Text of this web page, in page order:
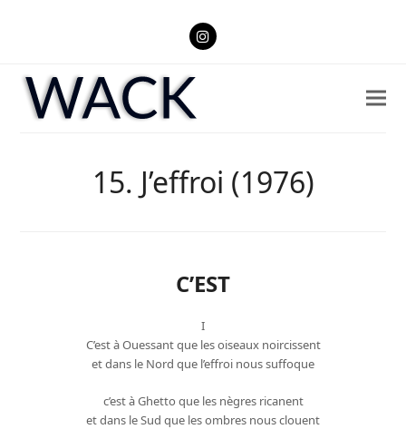
Instagram
15. J’effroi (1976)
C’EST
I
C’est à Ouessant que les oiseaux noircissent
et dans le Nord que l’effroi nous suffoque
c’est à Ghetto que les nègres ricanent
et dans le Sud que les ombres nous clouent